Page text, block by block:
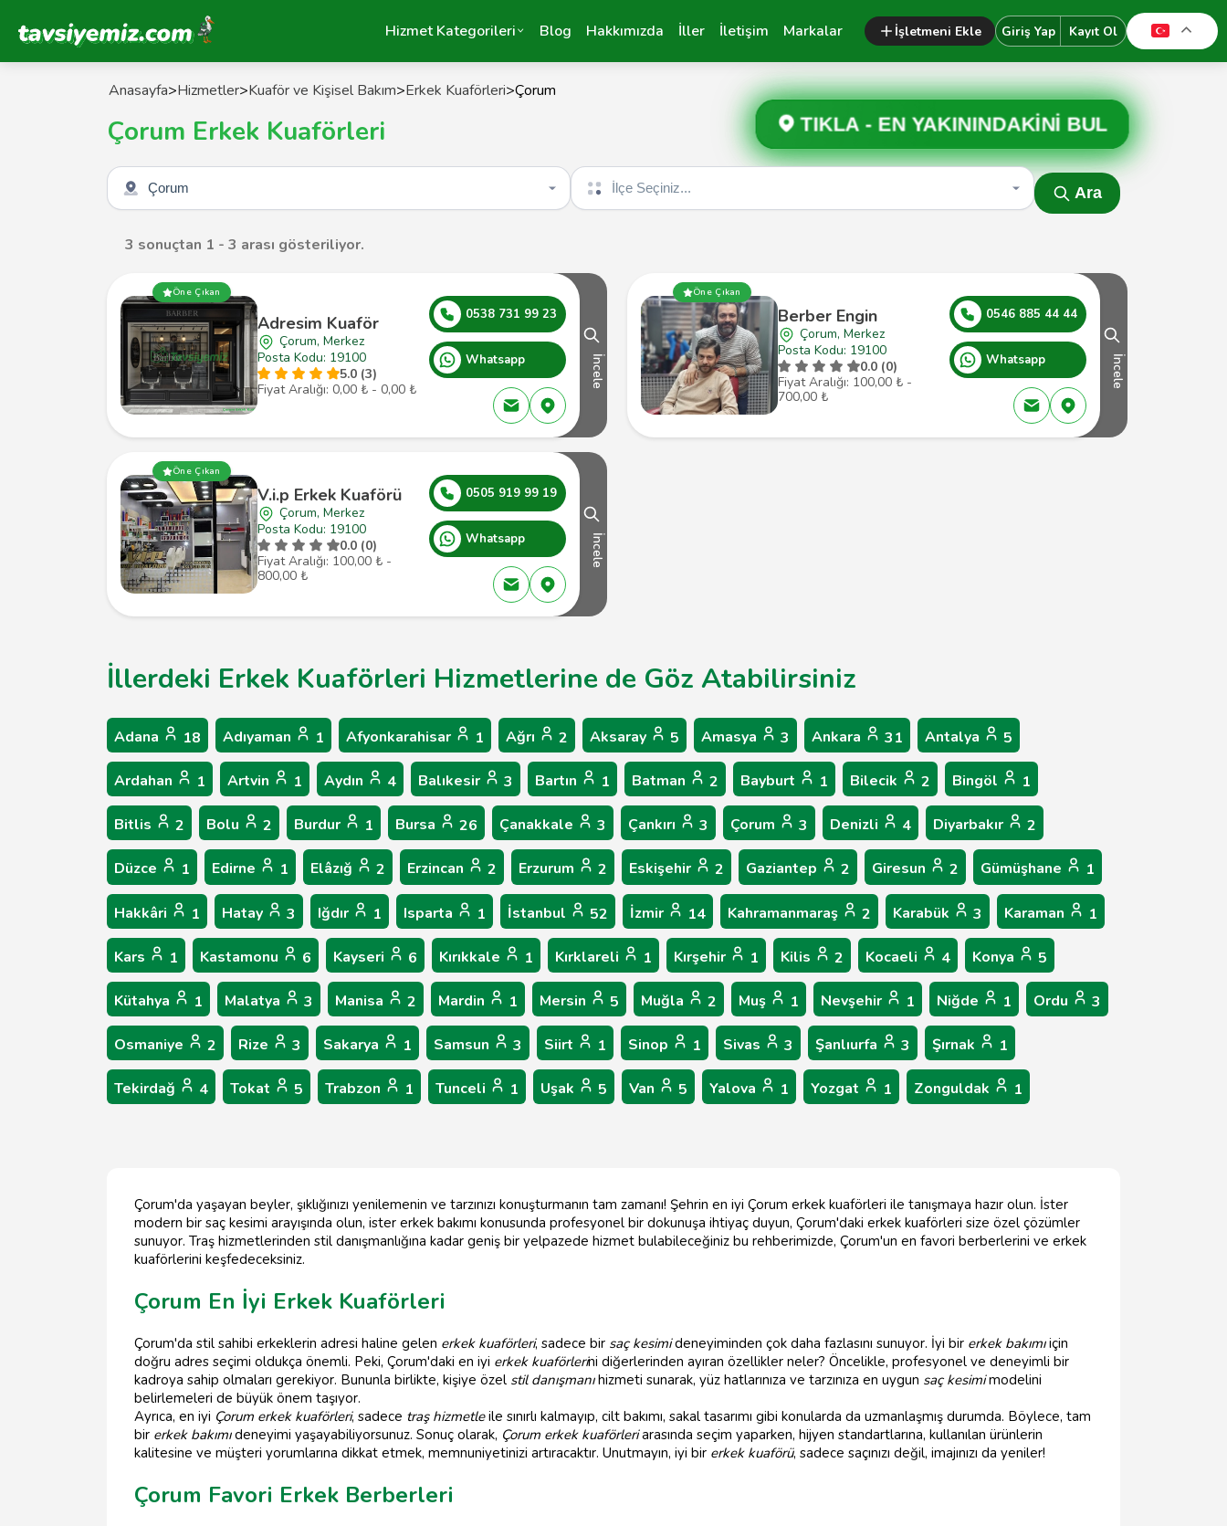
Tavsiyemiz Anasayfa Hizmet Kategorileri Blog Hakkımızda İller İletişim Markalar İşletmeni Ekle Giriş Yap Kayıt Ol
Anasayfa>Hizmetler>Kuaför ve Kişisel Bakım>Erkek Kuaförleri>Çorum
Çorum Erkek Kuaförleri TIKLA -EN YAKININDAKİNİ BUL
Şehir seçin İlçe seçin
Ara
3 sonuçtan 1 - 3 arası gösteriliyor.
Öne Çıkan
Adresim Kuaför
Çorum, Merkez
Posta Kodu: 19100
5.0 (3)
Fiyat Aralığı: 0,00 ₺ - 0,00 ₺
0538 731 99 23
Whatsapp İncele
Öne Çıkan
Berber Engin
Çorum, Merkez
Posta Kodu: 19100
0.0 (0)
Fiyat Aralığı: 100,00 ₺ -
700,00 ₺
0546 885 44 44
Whatsapp İncele
Öne Çıkan
V.i.p Erkek Kuaförü
Çorum, Merkez
Posta Kodu: 19100
0.0 (0)
Fiyat Aralığı: 100,00 ₺ -
800,00 ₺
0505 919 99 19
Whatsapp İncele
İllerdeki Erkek Kuaförleri Hizmetlerine de Göz Atabilirsiniz
Adana 18 Adıyaman 1 Afyonkarahisar 1 Ağrı 2 Aksaray 5 Amasya 3 Ankara 31 Antalya 5
Ardahan 1 Artvin 1 Aydın 4 Balıkesir 3 Bartın 1 Batman 2 Bayburt 1 Bilecik 2 Bingöl 1
Bitlis 2 Bolu 2 Burdur 1 Bursa 26 Çanakkale 3 Çankırı 3 Çorum 3 Denizli 4 Diyarbakır 2
Düzce 1 Edirne 1 Elâzığ 2 Erzincan 2 Erzurum 2 Eskişehir 2 Gaziantep 2 Giresun 2 Gümüşhane 1
Hakkâri 1 Hatay 3 Iğdır 1 Isparta 1 İstanbul 52 İzmir 14 Kahramanmaraş 2 Karabük 3 Karaman 1
Kars 1 Kastamonu 6 Kayseri 6 Kırıkkale 1 Kırklareli 1 Kırşehir 1 Kilis 2 Kocaeli 4 Konya 5
Kütahya 1 Malatya 3 Manisa 2 Mardin 1 Mersin 5 Muğla 2 Muş 1 Nevşehir 1 Niğde 1 Ordu 3
Osmaniye 2 Rize 3 Sakarya 1 Samsun 3 Siirt 1 Sinop 1 Sivas 3 Şanlıurfa 3 Şırnak 1
Tekirdağ 4 Tokat 5 Trabzon 1 Tunceli 1 Uşak 5 Van 5 Yalova 1 Yozgat 1 Zonguldak 1
Çorum'da yaşayan beyler, şıklığınızı yenilemenin ve tarzınızı konuşturmanın tam zamanı! Şehrin en iyi Çorum erkek kuaförleri ile tanışmaya hazır olun. İster
modern bir saç kesimi arayışında olun, ister erkek bakımı konusunda profesyonel bir dokunuşa ihtiyaç duyun, Çorum'daki erkek kuaförleri size özel çözümler
sunuyor. Traş hizmetlerinden stil danışmanlığına kadar geniş bir yelpazede hizmet bulabileceğiniz bu rehberimizde, Çorum'un en favori berberlerini ve erkek
kuaförlerini keşfedeceksiniz.
Çorum En İyi Erkek Kuaförleri
Çorum'da stil sahibi erkeklerin adresi haline gelen erkek kuaförleri, sadece bir saç kesimideneyiminden çok daha fazlasını sunuyor. İyi bir erkek bakımıiçin
doğru adres seçimi oldukça önemli. Peki, Çorum'daki en iyi erkek kuaförlerini diğerlerinden ayıran özellikler neler? Öncelikle, profesyonel ve deneyimli bir
kadroya sahip olmaları gerekiyor. Bununla birlikte, kişiye özel stil danışmanıhizmeti sunarak, yüz hatlarınıza ve tarzınıza en uygun saç kesimimodelini
belirlemeleri de büyük önem taşıyor.
Ayrıca, en iyi Çorum erkek kuaförleri, sadece traş hizmetleile sınırlı kalmayıp, cilt bakımı, sakal tasarımı gibi konularda da uzmanlaşmış durumda. Böylece, tam
bir erkek bakımıdeneyimi yaşayabiliyorsunuz. Sonuç olarak, Çorum erkek kuaförleriarasında seçim yaparken, hijyen standartlarına, kullanılan ürünlerin
kalitesine ve müşteri yorumlarına dikkat etmek, memnuniyetinizi artıracaktır. Unutmayın, iyi bir erkek kuaförü, sadece saçınızı değil, imajınızı da yeniler!
Çorum Favori Erkek Berberleri